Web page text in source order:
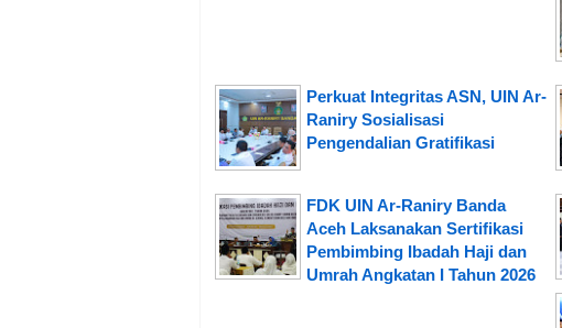
Perkuat Integritas ASN, UIN Ar-
Raniry Sosialisasi
Pengendalian Gratifikasi
FDK UIN Ar-Raniry Banda
Aceh Laksanakan Sertifikasi
Pembimbing Ibadah Haji dan
Umrah Angkatan I Tahun 2026